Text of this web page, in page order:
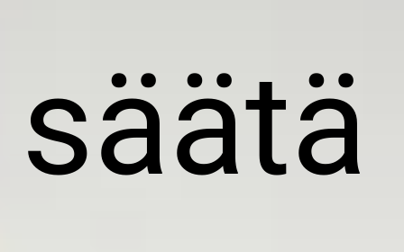
säätä